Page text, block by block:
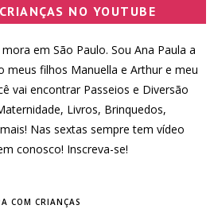
NO YOUTUBE
em São Paulo. Sou Ana Paula a
meus filhos Manuella e Arthur e meu
vai encontrar Passeios e Diversão
Livros, Brinquedos,
Nas sextas sempre tem vídeo
conosco! Inscreva-se!
COM CRIANÇAS